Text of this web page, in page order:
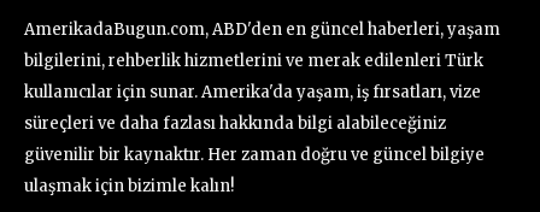
AmerikadaBugun.com, ABD'den en güncel haberleri, yaşam
bilgilerini, rehberlik hizmetlerini ve merak edilenleri Türk
kullanıcılar için sunar. Amerika'da yaşam, iş fırsatları, vize
süreçleri ve daha fazlası hakkında bilgi alabileceğiniz
güvenilir bir kaynaktır. Her zaman doğru ve güncel bilgiye
ulaşmak için bizimle kalın!